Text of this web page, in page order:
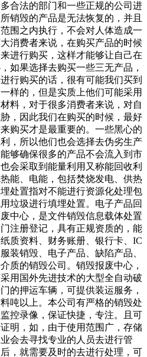
合法的部门和一些正规的公司进
销毁的产品是无法恢复的，并且
围之内执行，不会对人体造成一
消费者来说，在购买产品的时候
进行购买，这样才能够让自己在
如果选择去购买一些三无产品，
行购买的话，很有可能我们买到
样的，但是实质上他们可能采用
料，对于很多消费者来说，对自
，因此我们在购买的时候，最好
购买才是最重要的。一些黑心的
，所以他们也会选择去伪劣生产
够确保很多的产品不会流入到市
会采取到能量利用又称能回收利
能、电能，包括焚烧发电、供热
处置指对不能进行资源化处理包
垃圾进行填埋处置。电子产品回
中心，是文件销毁信息载体处置
注册登记，具有正规资质的，能
质资料、财务账册、银行卡、IC
装销毁、电子产品、缺陷产品、
质的销毁公司。销毁报废中心，
用国外先进技术的大型全自动破
的押运车辆，可提供装运服务，
吨以上。本公司有严格的销毁处
控录像，保证快捷，专注。且可
明，如，由于使用范围广，存储
会去寻找专业的人员去进行管
，就需要及时的去进行处理，可